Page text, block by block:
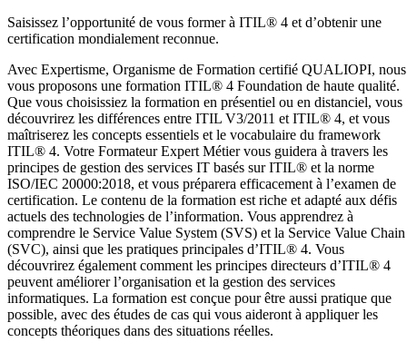
Saisissez l’opportunité de vous former à ITIL® 4 et d’obtenir une
certification mondialement reconnue.
Avec Expertisme, Organisme de Formation certifié QUALIOPI, nous
vous proposons une formation ITIL® 4 Foundation de haute qualité.
Que vous choisissiez la formation en présentiel ou en distanciel, vous
découvrirez les différences entre ITIL V3/2011 et ITIL® 4, et vous
maîtriserez les concepts essentiels et le vocabulaire du framework
ITIL® 4. Votre Formateur Expert Métier vous guidera à travers les
principes de gestion des services IT basés sur ITIL® et la norme
ISO/IEC 20000:2018, et vous préparera efficacement à l’examen de
certification. Le contenu de la formation est riche et adapté aux défis
actuels des technologies de l’information. Vous apprendrez à
comprendre le Service Value System (SVS) et la Service Value Chain
(SVC), ainsi que les pratiques principales d’ITIL® 4. Vous
découvrirez également comment les principes directeurs d’ITIL® 4
peuvent améliorer l’organisation et la gestion des services
informatiques. La formation est conçue pour être aussi pratique que
possible, avec des études de cas qui vous aideront à appliquer les
concepts théoriques dans des situations réelles.